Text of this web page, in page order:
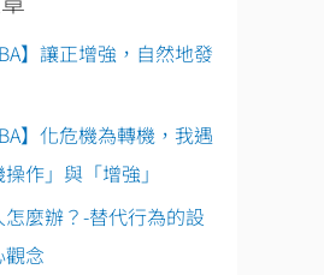
】讓正增強，自然地發
】化危機為轉機，我遇
作」與「增強」
麼辦？-替代行為的設
觀念